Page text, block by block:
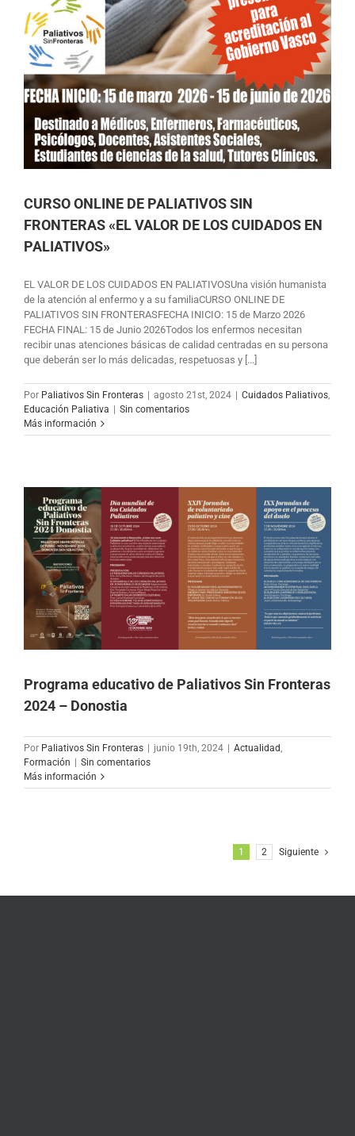
CURSO ONLINE DE PALIATIVOS SIN
FRONTERAS «EL VALOR DE LOS CUIDADOS EN
PALIATIVOS»
EL VALOR DE LOS CUIDADOS EN PALIATIVOSUna visión humanista
de la atención al enfermo y a su familiaCURSO ONLINE DE
PALIATIVOS SIN FRONTERASFECHA INICIO: 15 de Marzo 2026
FECHA FINAL: 15 de Junio 2026Todos los enfermos necesitan
recibir unas atenciones básicas de calidad centradas en su persona
que deberán ser lo más delicadas, respetuosas y [...]
Por Paliativos Sin Fronteras agosto 21st, 2024 Cuidados Paliativos,
Educación Paliativa
Sin comentarios
Más información
Programa educativo de Paliativos Sin Fronteras
2024 – Donostia
Por Paliativos Sin Fronteras junio 19th, 2024 Actualidad,
Formación
Sin comentarios
Más información
1 2 Siguiente